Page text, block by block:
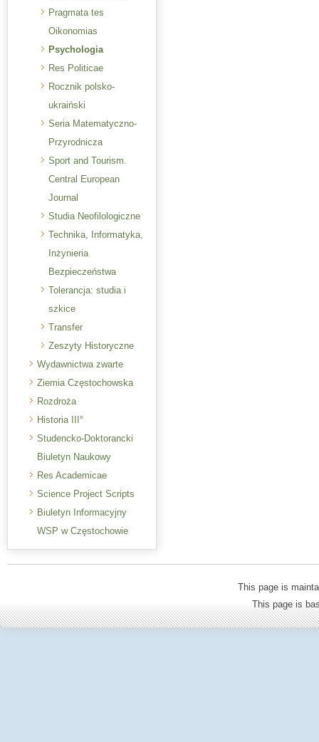
Pragmata tes
Oikonomias
Psychologia
Res Politicae
Rocznik polsko-
ukraiński
Seria Matematyczno-
Przyrodnicza
Sport and Tourism.
Central European
Journal
Studia Neofilologiczne
Technika, Informatyka,
Inżynieria
Bezpieczeństwa
Tolerancja: studia i
szkice
Transfer
Zeszyty Historyczne
Wydawnictwa zwarte
Ziemia Częstochowska
Rozdroża
Historia III°
Studencko-Doktorancki
Biuletyn Naukowy
Res Academicae
Science Project Scripts
Biuletyn Informacyjny
WSP w Częstochowie
This page is
This page is